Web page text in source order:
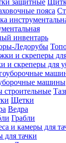
инвентарь
и скреперы для
машины
Щетки
Ведра
Грабли
для тачки